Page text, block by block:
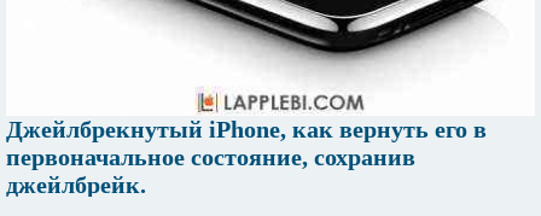
Джейлбрекнутый iPhone, как вернуть его в
первоначальное состояние, сохранив
джейлбрейк.